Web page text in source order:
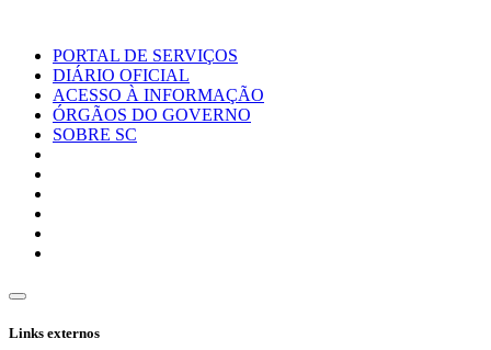
PORTAL DE SERVIÇOS
DIÁRIO OFICIAL
ACESSO À INFORMAÇÃO
ÓRGÃOS DO GOVERNO
SOBRE SC
Links externos